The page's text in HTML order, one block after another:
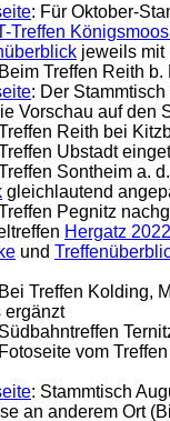
: Für Oktober-
Treffen
jeweils mit
Treffen Reith
: Der
Vorschau auf den
Reith bei
Ubstadt
Sontheim a.
gleichlautend
Pegnitz
Hergatz 2022
und
Treffen Kolding,
ergänzt
vom
: Stammtisch
an anderem Ort